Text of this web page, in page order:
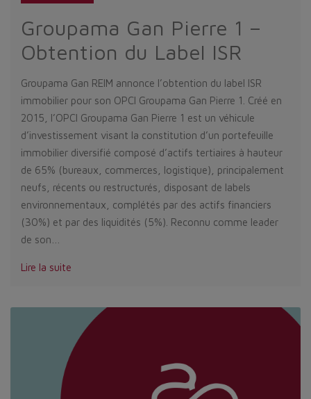
Groupama Gan Pierre 1 –
Obtention du Label ISR
Groupama Gan REIM annonce l’obtention du label ISR
immobilier pour son OPCI Groupama Gan Pierre 1. Créé en
2015, l’OPCI Groupama Gan Pierre 1 est un véhicule
d’investissement visant la constitution d’un portefeuille
immobilier diversifié composé d’actifs tertiaires à hauteur
de 65% (bureaux, commerces, logistique), principalement
neufs, récents ou restructurés, disposant de labels
environnementaux, complétés par des actifs financiers
(30%) et par des liquidités (5%). Reconnu comme leader
de son…
Lire la suite